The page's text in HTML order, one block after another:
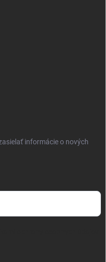
informácie o nových